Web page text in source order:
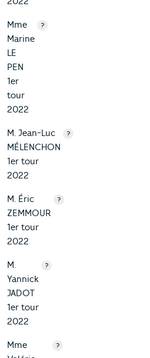
Mme
Marine
LE
PEN
1er
tour
2022
?
M. Jean-Luc
MÉLENCHON
1er tour
2022
?
M. Éric
ZEMMOUR
1er tour
2022
?
M.
Yannick
JADOT
1er tour
2022
?
Mme
?